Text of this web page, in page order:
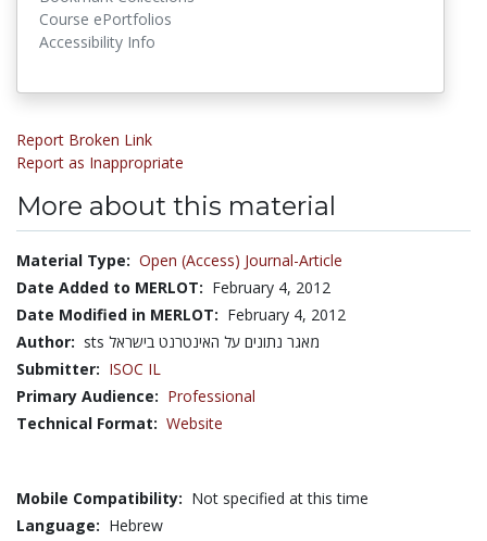
Course ePortfolios
Accessibility Info
Report Broken Link
Report as Inappropriate
More about this material
Material Type: Open (Access) Journal-Article
Date Added to MERLOT: February 4, 2012
Date Modified in MERLOT: February 4, 2012
Author:
sts מאגר נתונים על האינטרנט בישראל
Submitter: ISOC IL
Primary Audience: Professional
Technical Format: Website
Mobile Compatibility: Not specified at this time
Language: Hebrew